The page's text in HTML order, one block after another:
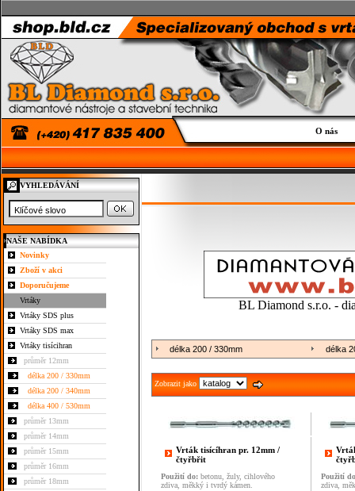
O nás
VYHLEDÁVÁNÍ
NAŠE NABÍDKA
Novinky
Zboží v akci
Doporučujeme
Vrtáky
Vrtáky SDS plus
Vrtáky SDS max
Vrtáky tisícihran
průměr 12mm
délka 200 / 330mm
délka 200 / 340mm
délka 400 / 530mm
průměr 13mm
průměr 14mm
průměr 15mm
průměr 16mm
průměr 18mm
BL Diamond s.r.o. -
délka 200 / 330mm délka
Zobrazit jako
Vrták tisícíhran pr. 12mm /
čtyřbřit
Použití do: betonu, žuly, cihlového
zdiva, měkký i tvrdý kámen.
Použití
zdiva,